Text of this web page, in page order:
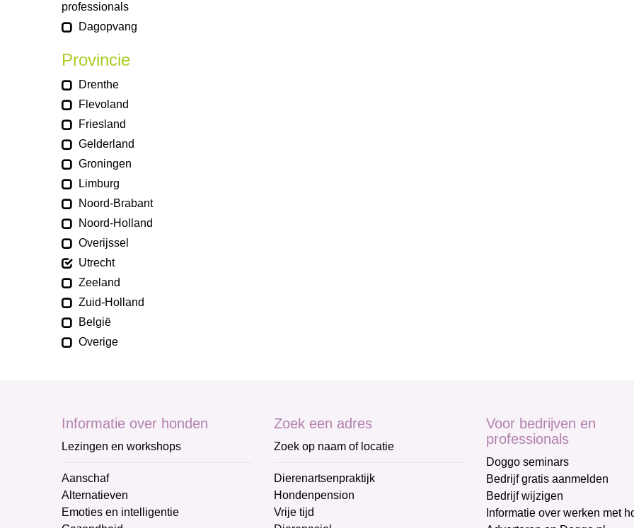
professionals
Dagopvang
Provincie
Drenthe
Flevoland
Friesland
Gelderland
Groningen
Limburg
Noord-Brabant
Noord-Holland
Overijssel
Utrecht
Zeeland
Zuid-Holland
België
Overige
Informatie over honden
Lezingen en workshops
Aanschaf
Alternatieven
Emoties en intelligentie
Zoek een adres
Zoek op naam of locatie
Dierenartsenpraktijk
Hondenpension
Vrije tijd
Voor bedrijven en
professionals
Doggo seminars
Bedrijf gratis aanmelden
Bedrijf wijzigen
Informatie over werken met